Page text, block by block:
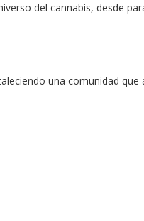
del cannabis, desde
una comunidad